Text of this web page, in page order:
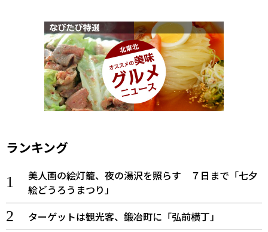
ランキング
美人画の絵灯籠、夜の湯沢を照らす ７日まで「七夕
絵どうろうまつり」
ターゲットは観光客、鍛冶町に「弘前横丁」